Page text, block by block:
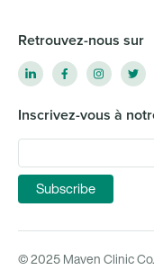
Retrouvez-nous sur
Inscrivez-vous à
© 2025 Maven Clinic